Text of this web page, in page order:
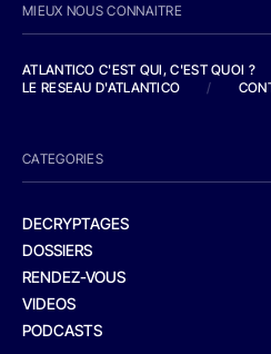
MIEUX NOUS CONNAITRE
ATLANTICO C'EST QUI, C'EST QUOI ?
LE RESEAU D'ATLANTICO
/
CATEGORIES
DECRYPTAGES
DOSSIERS
RENDEZ-VOUS
VIDEOS
PODCASTS